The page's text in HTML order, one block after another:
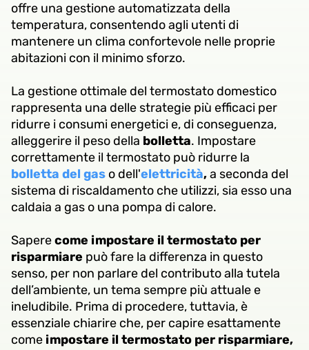
offre una gestione automatizzata della
temperatura, consentendo agli utenti di
mantenere un clima confortevole nelle proprie
abitazioni con il minimo sforzo.
La gestione ottimale del termostato domestico
rappresenta una delle strategie più efficaci per
ridurre i consumi energetici e, di conseguenza,
alleggerire il peso della bolletta. Impostare
correttamente il termostato può ridurre la
bolletta del gas o dell'elettricità,a seconda del
sistema di riscaldamento che utilizzi, sia esso una
caldaia a gas o una pompa di calore.
Saperecome impostare il termostato per
risparmiare può fare la differenza in questo
senso, per non parlare del contributo alla tutela
dell’ambiente, un tema sempre più attuale e
ineludibile. Prima di procedere, tuttavia, è
essenziale chiarire che, per capire esattamente
come impostare il termostato per risparmiare,